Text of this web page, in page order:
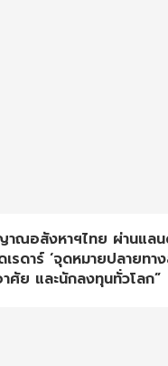
ณอสังหาฯไทย ผ่านแล
รดาร์ ‘จุดหมายปลายทา
ศัย และนักลงทุนทั่วโลก”